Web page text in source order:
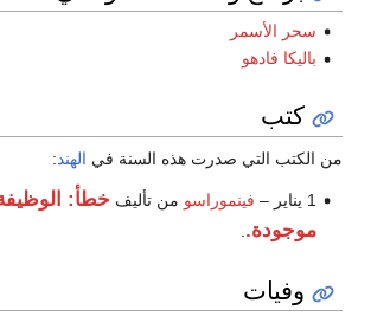
سحر الأسمر
باليكا فادهو
كتب
من الكتب التي صدرت هذه السنة في الهند:
1 يناير – فينموراسو من تأليف
موجودة.
وفيات